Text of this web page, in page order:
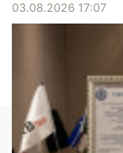
03.08.2026 17:07